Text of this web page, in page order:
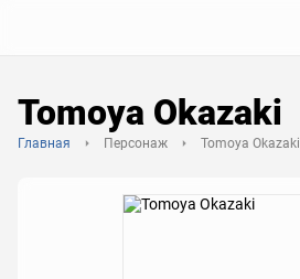
Tomoya Okazaki
Главная Персонаж Tomoya Okazaki